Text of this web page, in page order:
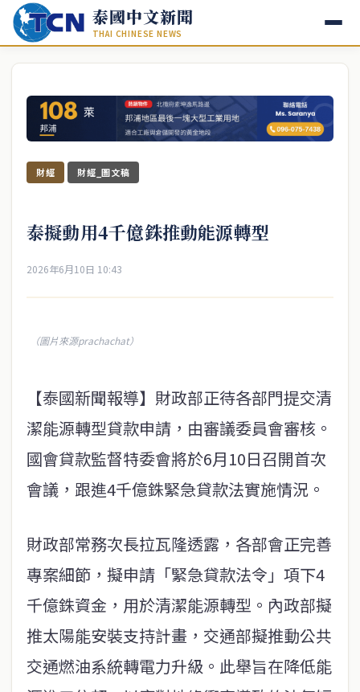
泰國中文新聞
THAI CHINESE NEWS
財經 財經_圖文稿
泰擬動用4千億銖推動能源轉型
2026年6月10日 10:43
（圖片來源prachachat）
【泰國新聞報導】財政部正待各部門提交清
潔能源轉型貸款申請，由審議委員會審核。
國會貸款監督特委會將於6月10日召開首次
會議，跟進4千億銖緊急貸款法實施情況。
財政部常務次長拉瓦隆透露，各部會正完善
專案細節，擬申請「緊急貸款法令」項下4
千億銖資金，用於清潔能源轉型。內政部擬
推太陽能安裝支持計畫，交通部擬推動公共
交通燃油系統轉電力升級。此舉旨在降低能